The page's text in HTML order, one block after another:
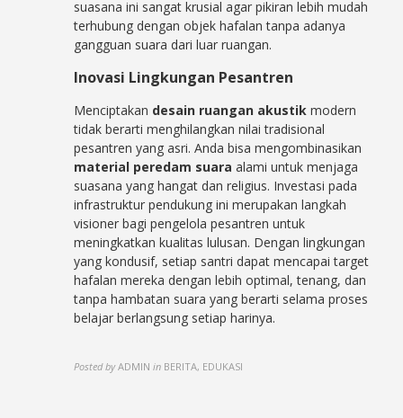
suasana ini sangat krusial agar pikiran lebih mudah
terhubung dengan objek hafalan tanpa adanya
gangguan suara dari luar ruangan.
Inovasi Lingkungan Pesantren
Menciptakan desain ruangan akustik modern
tidak berarti menghilangkan nilai tradisional
pesantren yang asri. Anda bisa mengombinasikan
material peredam suara alami untuk menjaga
suasana yang hangat dan religius. Investasi pada
infrastruktur pendukung ini merupakan langkah
visioner bagi pengelola pesantren untuk
meningkatkan kualitas lulusan. Dengan lingkungan
yang kondusif, setiap santri dapat mencapai target
hafalan mereka dengan lebih optimal, tenang, dan
tanpa hambatan suara yang berarti selama proses
belajar berlangsung setiap harinya.
Posted by ADMIN in BERITA, EDUKASI